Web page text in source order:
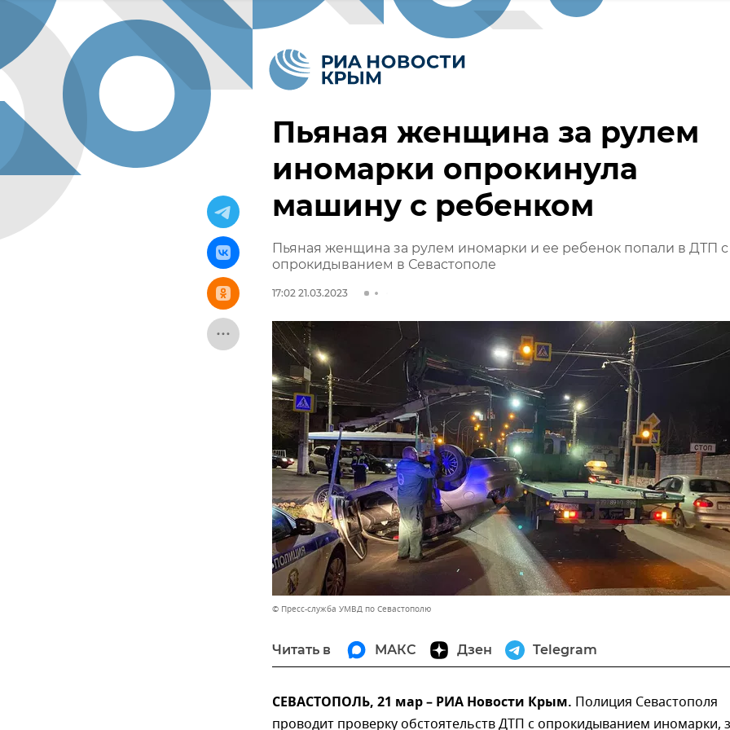
Пьяная женщина за рулем
иномарки опрокинула
машину с ребенком
Пьяная женщина за рулем иномарки и ее ребенок попали в ДТП с
опрокидыванием в Севастополе
17:02 21.03.2023
© Пресс-служба УМВД по Севастополю
Читать в МАКС Дзен Telegram
СЕВАСТОПОЛЬ, 21 мар – РИА Новости Крым. Полиция Севастополя
проводит проверку обстоятельств ДТП с опрокидыванием иномарки,